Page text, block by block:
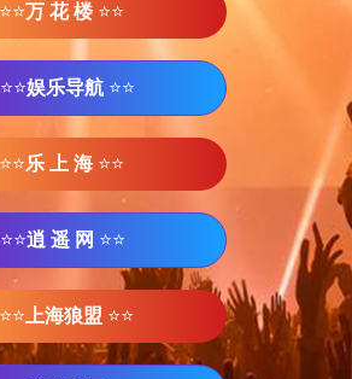
⭐⭐万 花 楼 ⭐⭐
⭐⭐娱乐导航 ⭐⭐
⭐⭐乐 上 海 ⭐⭐
⭐⭐逍 遥 网 ⭐⭐
⭐⭐ 上海狼盟 ⭐⭐